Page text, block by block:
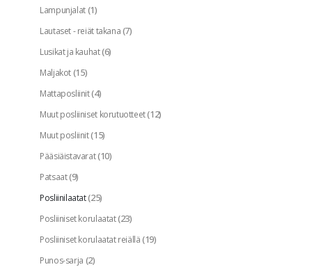
Lampunjalat(1)
Lautaset - reiät takana(7)
Lusikat ja kauhat(6)
Maljakot(15)
Mattaposliinit(4)
Muut posliiniset korutuotteet(12)
Muut posliinit(15)
Pääsiäistavarat(10)
Patsaat(9)
Posliinilaatat(25)
Posliiniset korulaatat(23)
Posliiniset korulaatat reiällä(19)
Punos-sarja (2)